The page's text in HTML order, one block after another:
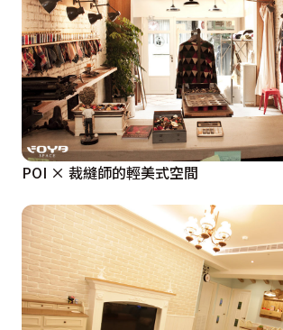
POI × 裁縫師的輕美式空間